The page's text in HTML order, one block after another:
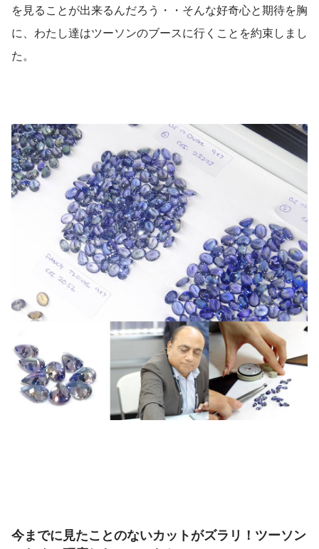
を見ることが出来るんだろう・・そんな好奇心と期待を胸
に、わたし達はツーソンのブースに行くことを約束しまし
た。
今までに見たことのないカットがズラリ！ツーソン